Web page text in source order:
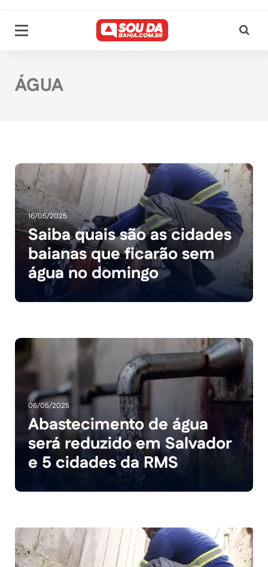
ÁGUA
16/05/2025
Saiba quais são as cidades
baianas que ficarão sem
água no domingo
06/05/2025
Abastecimento de água
será reduzido em Salvador
e 5 cidades da RMS